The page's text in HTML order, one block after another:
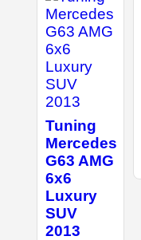
Tuning
Mercedes
G63 AMG
6x6
Luxury
SUV
2013